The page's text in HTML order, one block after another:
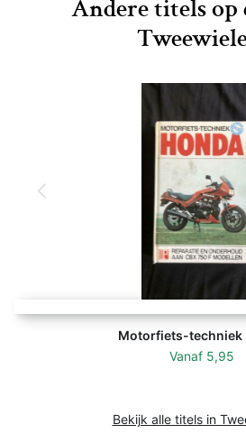
Andere titels op
Motorfiets-techniek
Vanaf 5,95
Bekijk alle titels in